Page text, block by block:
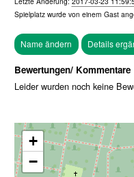
Spielplatz wurde von einem Gast
Bewertungen/ Kommentare
Leider wurden noch keine
+
−